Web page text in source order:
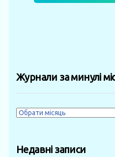
Журнали за минулі
Журнали
місяці
Недавні записи